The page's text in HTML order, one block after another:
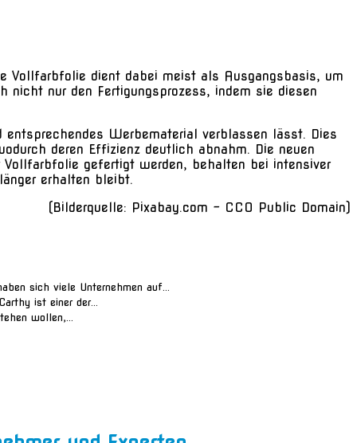
Vollfarbfolie dient dabei meist als Ausgangsbasis, um
nur den Fertigungsprozess, indem sie diesen
Werbematerial verblassen lässt. Dies
deren Effizienz deutlich abnahm. Die neuen
gefertigt werden, behalten bei intensiver
erhalten bleibt.
(Bilderquelle: Pixabay.com – CC0 Public Domain)
sich viele Unternehmen auf...
ist einer der...
wollen,...